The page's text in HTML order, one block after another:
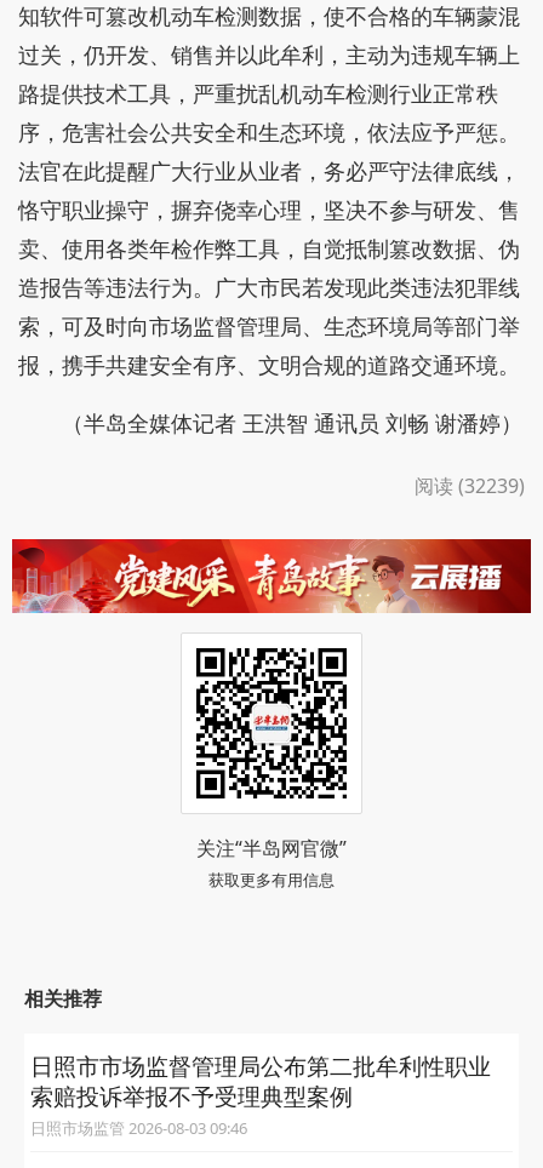
知软件可篡改机动车检测数据，使不合格的车辆蒙混
过关，仍开发、销售并以此牟利，主动为违规车辆上
路提供技术工具，严重扰乱机动车检测行业正常秩
序，危害社会公共安全和生态环境，依法应予严惩。
法官在此提醒广大行业从业者，务必严守法律底线，
恪守职业操守，摒弃侥幸心理，坚决不参与研发、售
卖、使用各类年检作弊工具，自觉抵制篡改数据、伪
造报告等违法行为。广大市民若发现此类违法犯罪线
索，可及时向市场监督管理局、生态环境局等部门举
报，携手共建安全有序、文明合规的道路交通环境。
（半岛全媒体记者 王洪智 通讯员 刘畅 谢潘婷）
阅读 (32239)
关注“半岛网官微”
获取更多有用信息
相关推荐
日照市市场监督管理局公布第二批牟利性职业
索赔投诉举报不予受理典型案例
日照市场监管 2026-08-03 09:46